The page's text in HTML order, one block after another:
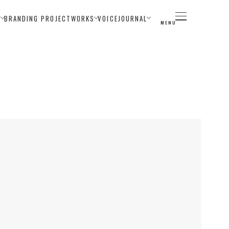
MENU
BRANDING PROJECTWORKS VOICEJOURNAL